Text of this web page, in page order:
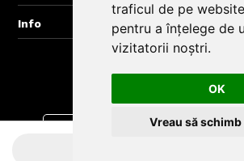
traficul de pe
pentru a înțelege de
vizitatorii noștri.
OK
Vreau să
Info
Descarca aplicatia din